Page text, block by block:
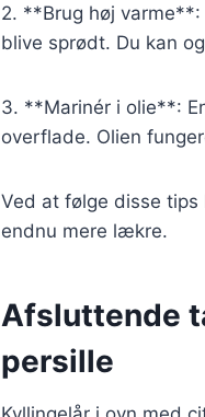
2. **Brug høj
blive sprødt. Du kan
3. **Marinér i olie**:
overflade. Olien
Ved at følge disse
endnu mere lækre.
Afsluttende
persille